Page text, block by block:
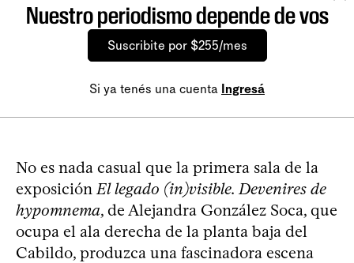
Nuestro periodismo depende de vos
Suscribite por $255/mes
Si ya tenés una cuenta Ingresá
No es nada casual que la primera sala de la
exposición El legado (in)visible. Devenires de
hypomnema, de Alejandra González Soca, que
ocupa el ala derecha de la planta baja del
Cabildo, produzca una fascinadora escena